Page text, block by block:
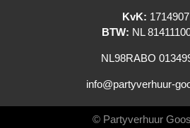
KvK:
BTW: NL
NL98RABO
info@partyverhuur-
© Partyverhuur